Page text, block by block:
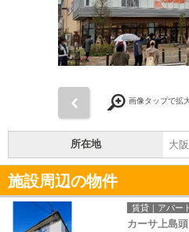
画像タップで拡
所在地 大
施設周辺の物件
賃貸｜アパート
カーサ上島頭